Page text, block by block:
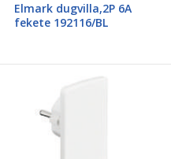
Elmark dugvilla,2P 6A
fekete 192116/BL